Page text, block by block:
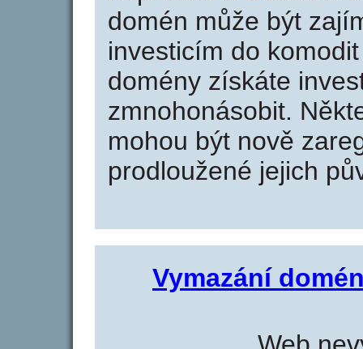
domén může být
investicím do
domény získáte
zmnohonásobit.
mohou být nově
prodloužené jejich
Vymazání